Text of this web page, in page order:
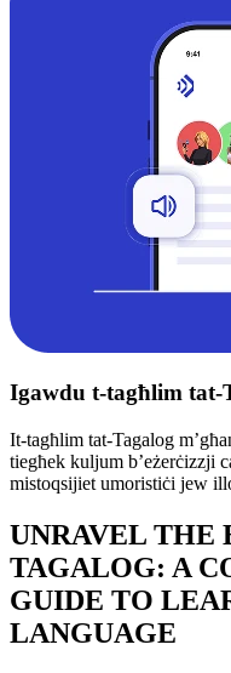
Igawdu t-tagħlim tat-
It-tagħlim tat-Tagalog
tiegħek kuljum b’eżerċizzji
mistoqsijiet umoristiċi jew
UNRAVEL THE
TAGALOG: A
GUIDE TO
LANGUAGE